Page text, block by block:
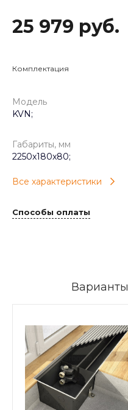
25 979 руб.
Комплектация
Модель
KVN;
Габариты, мм
2250x180x80;
Все характеристики
Способы оплаты